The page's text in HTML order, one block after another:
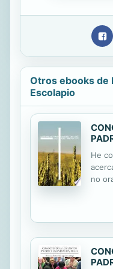
Otros ebooks de
Escolapio
He
no
sus
de
siglos